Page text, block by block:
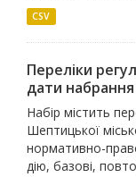
CSV
Переліки
дати набрання
Набір містить
Шептицької
нормативно-
дію, базові,